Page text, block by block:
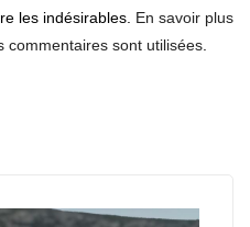
les indésirables. En savoir plus
commentaires sont utilisées